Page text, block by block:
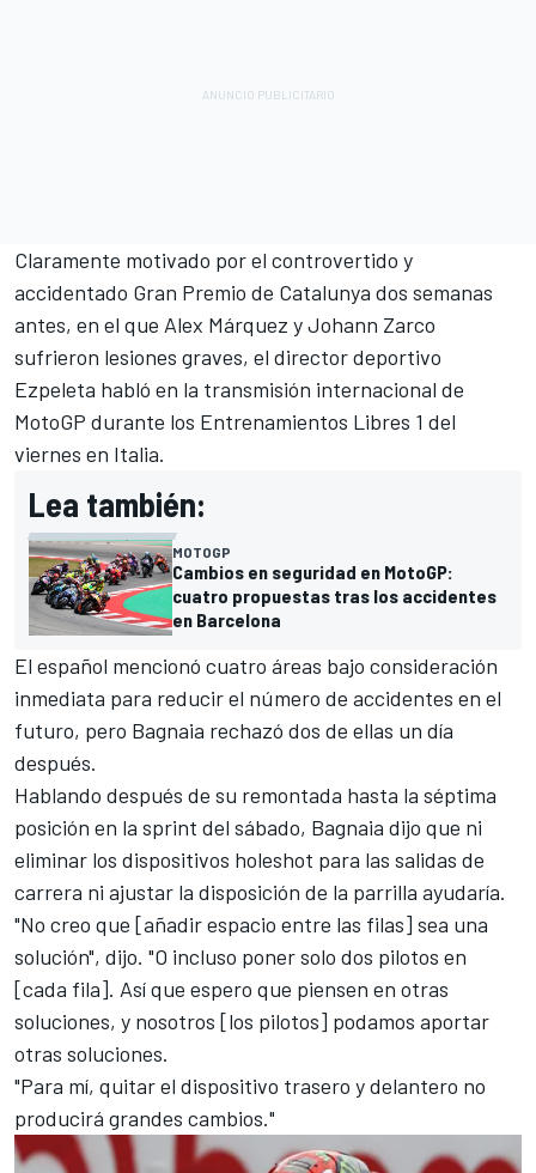
Claramente motivado por el controvertido y
accidentado Gran Premio de Catalunya dos semanas
antes, en el que Alex Márquez yJohann Zarco
sufrieron lesiones graves, el director deportivo
Ezpeleta habló en la transmisión internacional de
MotoGP durante los Entrenamientos Libres 1 del
viernes en Italia.
Lea también:
MOTOGP
Cambios en seguridad en MotoGP:
cuatro propuestas tras los accidentes
en Barcelona
El español mencionó cuatro áreas bajo consideración
inmediata para reducir el número de accidentes en el
futuro, pero Bagnaia rechazó dos de ellas un día
después.
Hablando después de su remontada hasta la séptima
posición en la sprint del sábado, Bagnaia dijo que ni
eliminar los dispositivos holeshot para las salidas de
carrera ni ajustar la disposición de la parrilla ayudaría.
"No creo que [añadir espacio entre las filas] sea una
solución", dijo. "O incluso poner solo dos pilotos en
[cada fila]. Así que espero que piensen en otras
soluciones, y nosotros [los pilotos] podamos aportar
otras soluciones.
"Para mí, quitar el dispositivo trasero y delantero no
producirá grandes cambios."